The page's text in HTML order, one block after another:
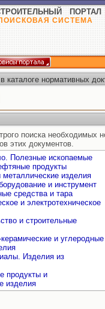
ПОРТАЛ
СИСТЕМА
каталоге нормативных
поиска необходимых
этих документов.
Полезные ископаемые
продукты
изделия
и инструмент
средства и тара
и электротехническое
и строительные
и углеродные
Изделия из
продукты и
изделия